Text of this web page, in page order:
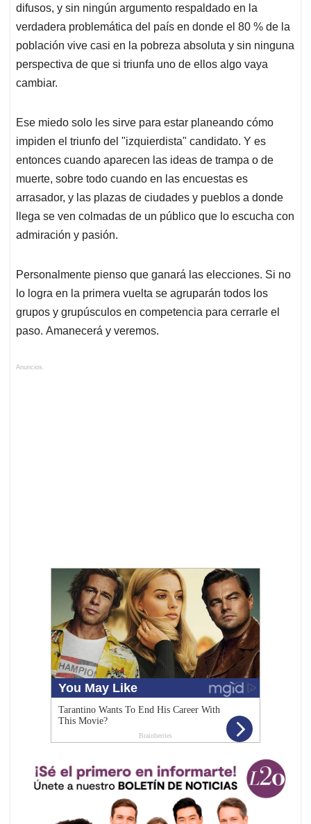
difusos, y sin ningún argumento respaldado en la
verdadera problemática del país en donde el 80 % de la
población vive casi en la pobreza absoluta y sin ninguna
perspectiva de que si triunfa uno de ellos algo vaya
cambiar.
Ese miedo solo les sirve para estar planeando cómo
impiden el triunfo del "izquierdista" candidato. Y es
entonces cuando aparecen las ideas de trampa o de
muerte, sobre todo cuando en las encuestas es
arrasador, y las plazas de ciudades y pueblos a donde
llega se ven colmadas de un público que lo escucha con
admiración y pasión.
Personalmente pienso que ganará las elecciones. Si no
lo logra en la primera vuelta se agruparán todos los
grupos y grupúsculos en competencia para cerrarle el
paso. Amanecerá y veremos.
Anuncios.